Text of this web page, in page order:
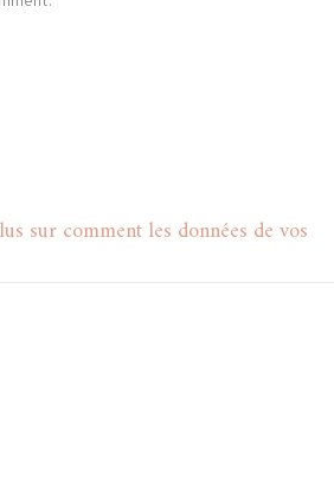
sur comment les données de vos